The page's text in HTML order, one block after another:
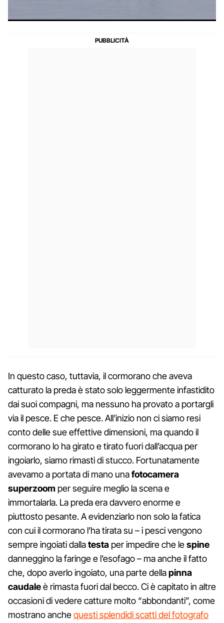
In questo caso, tuttavia, il cormorano che aveva
catturato la preda è stato solo leggermente infastidito
dai suoi compagni, ma nessuno ha provato a portargli
via il pesce. E che pesce. All’inizio non ci siamo resi
conto delle sue effettive dimensioni, ma quando il
cormorano lo ha girato e tirato fuori dall’acqua per
ingoiarlo, siamo rimasti di stucco. Fortunatamente
avevamo a portata di mano unafotocamera
superzoom per seguire meglio la scena e
immortalarla. La preda era davvero enorme e
piuttosto pesante. A evidenziarlo non solo la fatica
con cui il cormorano l’ha tirata su – i pesci vengono
sempre ingoiati dallatesta per impedire che lespine
danneggino la faringe e l’esofago – ma anche il fatto
che, dopo averlo ingoiato, una parte dellapinna
caudaleè rimasta fuori dal becco. Ci è capitato in altre
occasioni di vedere catture molto “abbondanti”, come
mostrano anchequesti splendidi scatti del fotografo